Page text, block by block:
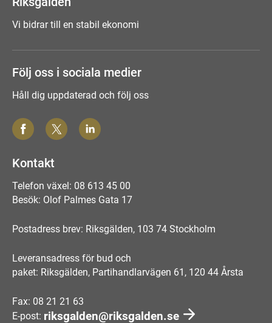
Vi bidrar till en stabil ekonomi
Följ oss i sociala medier
Håll dig uppdaterad och följ oss
Kontakt
Telefon växel: 08 613 45 00
Besök: Olof Palmes Gata 17
Postadress brev: Riksgälden, 103 74 Stockholm
Leveransadress för bud och
paket: Riksgälden, Partihandlarvägen 61, 120 44 Årsta
Fax: 08 21 21 63
E-post: riksgalden@riksgalden.se